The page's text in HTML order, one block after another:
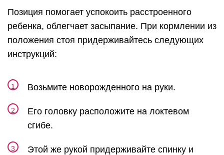
Позиция помогает успокоить расстроенного
ребенка, облегчает засыпание. При кормлении из
положения стоя придерживайтесь следующих
инструкций:
Возьмите новорожденного на руки.
Его головку расположите на локтевом
сгибе.
Этой же рукой придерживайте спинку и